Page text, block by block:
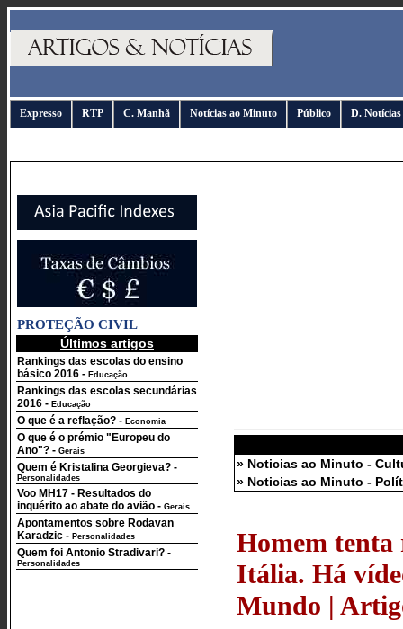
Expresso RTP C. Manhã Notícias ao Minuto Público D. Notícias
PROTEÇÃO CIVIL
Últimos artigos
Rankings das escolas do ensino
básico 2016 - Educação
Rankings das escolas secundárias
2016 - Educação
O que é a reflação? - Economia
O que é o prémio "Europeu do
Ano"? - Gerais
Quem é Kristalina Georgieva? -
Personalidades
Voo MH17 - Resultados do
inquérito ao abate do avião - Gerais
Apontamentos sobre Rodavan
Karadzic - Personalidades
Quem foi Antonio Stradivari? -
Personalidades
» Noticias ao Minuto -
» Noticias ao Minuto -
Homem tenta
Itália. Há
Mundo |